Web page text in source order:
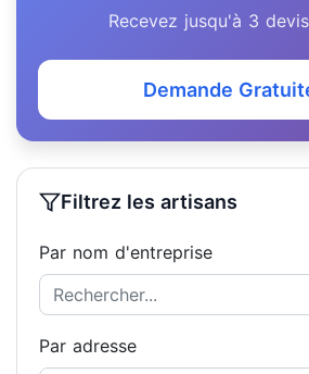
Recevez jusqu'à 3
Demande
Filtrez les artisans
Par nom d'entreprise
Par adresse